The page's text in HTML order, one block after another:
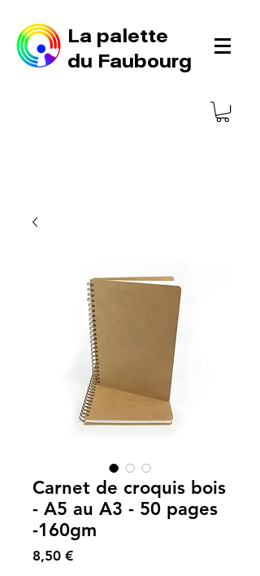
La palette
du Faubourg
Carnet de croquis bois
- A5 au A3 - 50 pages
-160gm
8,50 €Prix